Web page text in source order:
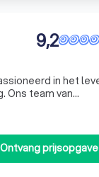
9,2
Ons team van
klantgerichte
Ontvang prijsopgave